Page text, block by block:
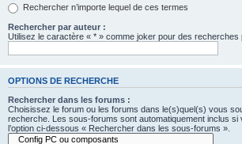
Rechercher n’importe lequel de ces termes
Rechercher par auteur :
Utilisez le caractère « * » comme joker pour des recherches
OPTIONS DE RECHERCHE
Rechercher dans les forums :
Choisissez le forum ou les forums dans le(s)quel(s) vous
recherche. Les sous-forums sont automatiquement inclus si
l’option ci-dessous « Rechercher dans les sous-forums ».